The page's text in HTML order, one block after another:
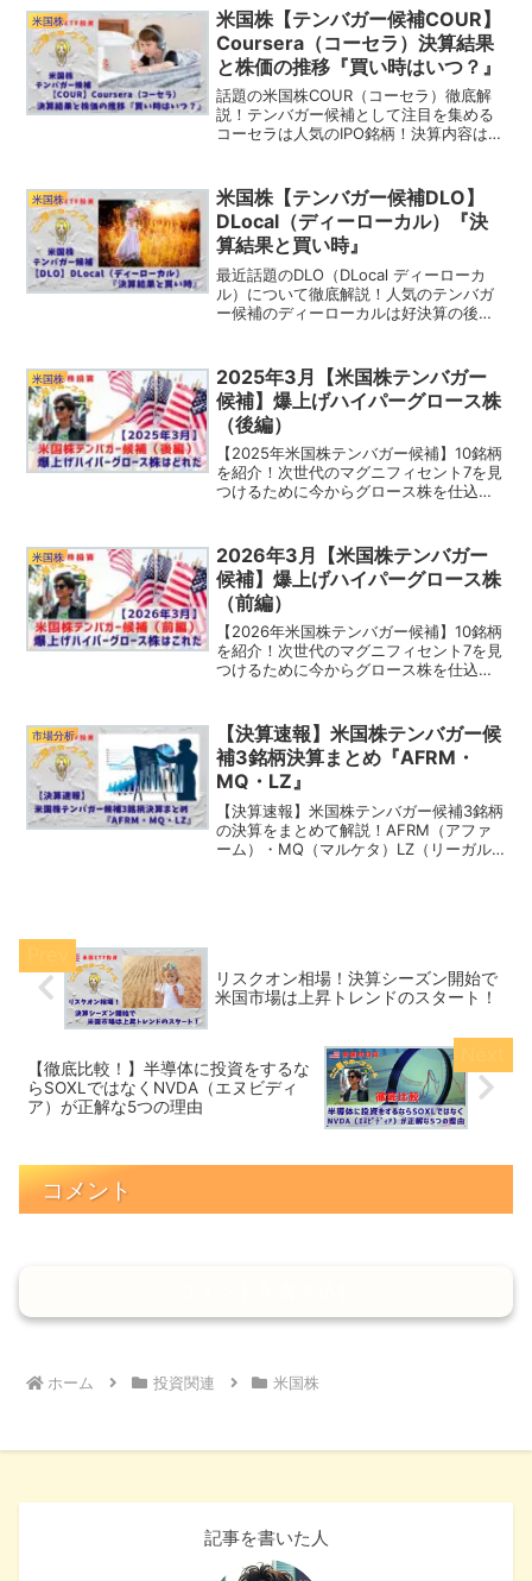
れ？この中にテンバガー候補が隠されて
いるかも？！
米国株
米国株【テンバガー候補COUR】
Coursera（コーセラ）決算結果
と株価の推移『買い時はいつ？』
話題の米国株COUR（コーセラ）徹底解
説！テンバガー候補として注目を集める
コーセラは人気のIPO銘柄！決算内容はコ
今が買い時なのか？
米国株
米国株【テンバガー候補DLO】
DLocal（ディーローカル）『決
算結果と買い時』
最近話題のDLO（DLocal ディーローカ
ル）について徹底解説！人気のテンバガ
ー候補のディーローカルは好決算の後に
が期待できる！DLOの気になる決算結果
と買い時はいつ？
米国株
2025年3月【米国株テンバガー
候補】爆上げハイパーグロース株
（後編）
【2025年米国株テンバガー候補】10銘柄
を紹介！次世代のマグニフィセント7を見
つけるために今からグロース株を仕込ん
れているかも？！
米国株
2026年3月【米国株テンバガー
候補】爆上げハイパーグロース株
（前編）
【2026年米国株テンバガー候補】10銘柄
を紹介！次世代のマグニフィセント7を見
つけるために今からグロース株を仕込ん
れているかも？！
市場分析
【決算速報】米国株テンバガー候
補3銘柄決算まとめ『AFRM・
MQ・LZ』
【決算速報】米国株テンバガー候補3銘柄
の決算をまとめて解説！AFRM（アファ
ーム）・MQ（マルケタ）LZ（リーガル
リスクオン相場！決算シーズン開始で
米国市場は上昇トレンドのスタート！
【徹底比較！】半導体に投資をするな
らSOXLではなくNVDA（エヌビディ
ア）が正解な5つの理由
コメント
ホーム 投資関連 米国株
記事を書いた人